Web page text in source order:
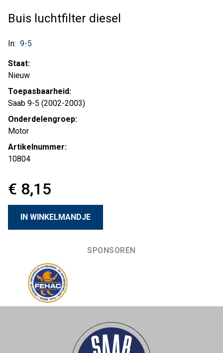
Buis luchtfilter diesel
In: 9-5
Staat:
Nieuw
Toepasbaarheid:
Saab 9-5 (2002-2003)
Onderdelengroep:
Motor
Artikelnummer:
10804
€ 8,15
SPONSOREN